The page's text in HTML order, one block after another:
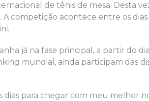
de tênis de mesa. Desta
competição acontece entre os dias
já na fase principal, a partir do
mundial, ainda participam das
para chegar com meu melhor